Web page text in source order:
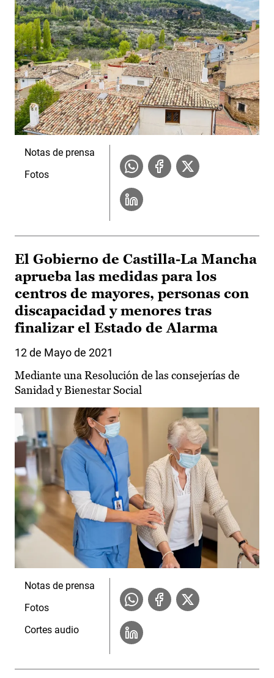
Notas de prensa
Fotos
El Gobierno de Castilla-La Mancha
aprueba las medidas para los
centros de mayores, personas con
discapacidad y menores tras
finalizar el Estado de Alarma
12 de Mayo de 2021
Mediante una Resolución de las consejerías de
Sanidad y Bienestar Social
Notas de prensa
Fotos
Cortes audio